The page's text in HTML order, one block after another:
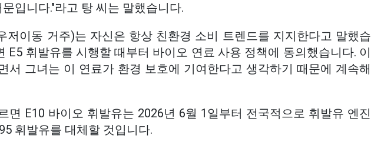
입니다."라고 탕 씨는 말했습니다.
저이동 거주)는 자신은 항상 친환경 소비 트렌드를 지지한다고 말했습
E5 휘발유를 시행할 때부터 바이오 연료 사용 정책에 동의했습니다. 이
서 그녀는 이 연료가 환경 보호에 기여한다고 생각하기 때문에 계속해
면 E10 바이오 휘발유는 2026년 6월 1일부터 전국적으로 휘발유 엔진
휘발유를 대체할 것입니다.